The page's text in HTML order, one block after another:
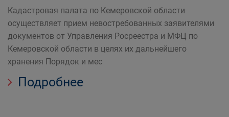
Кадастровая палата по Кемеровской области
осуществляет прием невостребованных заявителями
документов от Управления Росреестра и МФЦ по
Кемеровской области в целях их дальнейшего
хранения Порядок и мес
Подробнее